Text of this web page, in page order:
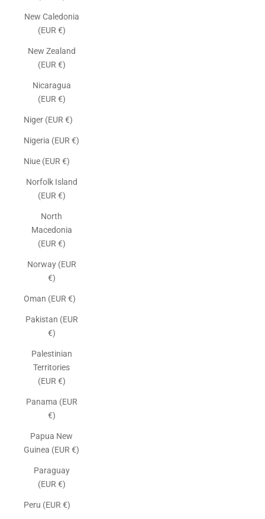
New Caledonia
(EUR €)
New Zealand
(EUR €)
Nicaragua
(EUR €)
Niger (EUR €)
Nigeria (EUR €)
Niue (EUR €)
Norfolk Island
(EUR €)
North
Macedonia
(EUR €)
Norway (EUR
€)
Oman (EUR €)
Pakistan (EUR
€)
Palestinian
Territories
(EUR €)
Panama (EUR
€)
Papua New
Guinea (EUR €)
Paraguay
(EUR €)
Peru (EUR €)